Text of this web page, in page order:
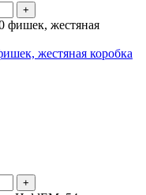
+
жестяная коробка
+